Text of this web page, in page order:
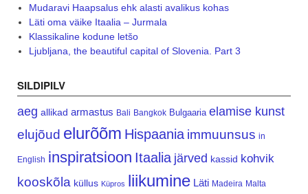
Mudaravi Haapsalus ehk alasti avalikus kohas
Läti oma väike Itaalia – Jurmala
Klassikaline kodune letšo
Ljubljana, the beautiful capital of Slovenia. Part 3
SILDIPILV
aeg allikad armastus Bali Bangkok Bulgaaria elamise kunst
elujõud elurõõm Hispaania immuunsus in
English inspiratsioon Itaalia järved kassid kohvik
kooskõla küllus Küpros liikumine Läti Madeira Malta